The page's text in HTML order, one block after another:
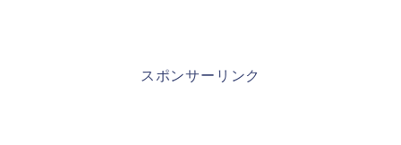
スポンサーリンク